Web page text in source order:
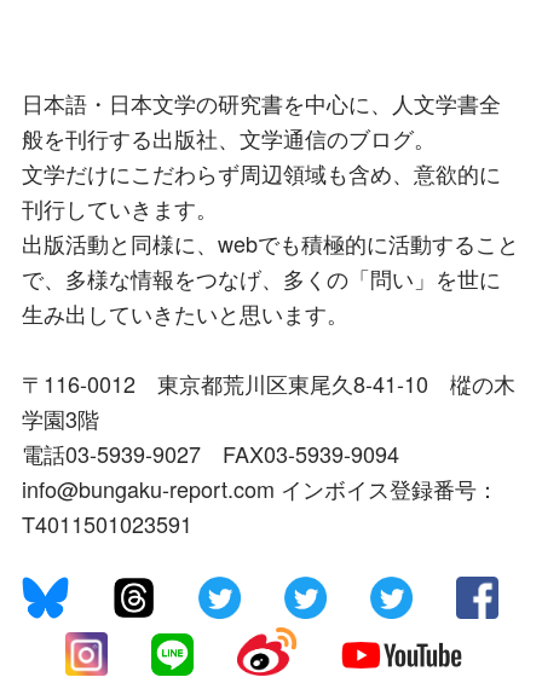
日本語・日本文学の研究書を中心に、人文学書全
般を刊行する出版社、文学通信のブログ。
文学だけにこだわらず周辺領域も含め、意欲的に
刊行していきます。
出版活動と同様に、webでも積極的に活動すること
で、多様な情報をつなげ、多くの「問い」を世に
生み出していきたいと思います。
〒116-0012 東京都荒川区東尾久8-41-10 樅の木
学園3階
電話03-5939-9027 FAX03-5939-9094
info@bungaku-report.com インボイス登録番号：
T4011501023591